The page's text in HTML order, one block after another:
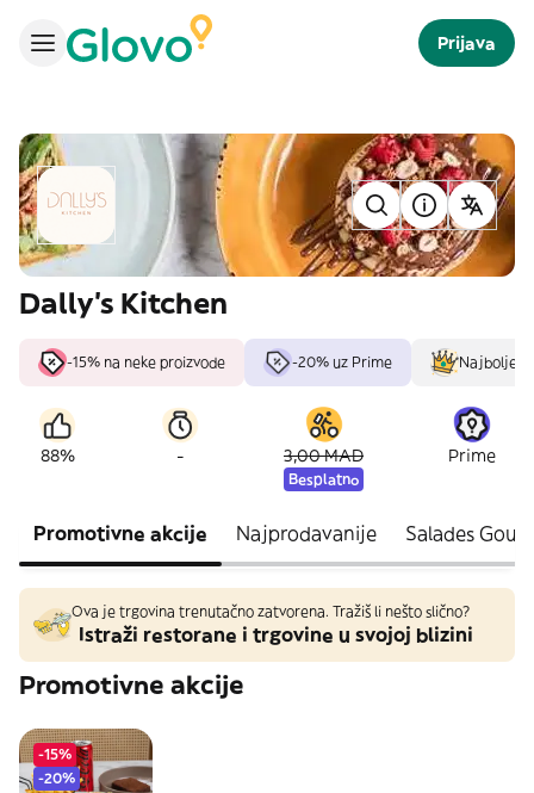
Prijava
Dally's Kitchen
-15% na neke proizvode -20% uz Prime Najbolje
88% - 3,00 MAD
Besplatno
Prime
Promotivne akcije Najprodavanije Salades
Ova je trgovina trenutačno zatvorena. Tražiš li nešto slično?
Istraži restorane i trgovine u svojoj blizini
Promotivne akcije
-15%
-20%